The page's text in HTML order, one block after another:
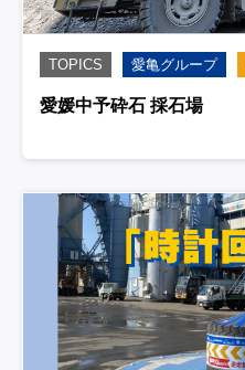
TOPICS 愛亀グループ
愛媛中予砕石 採石場